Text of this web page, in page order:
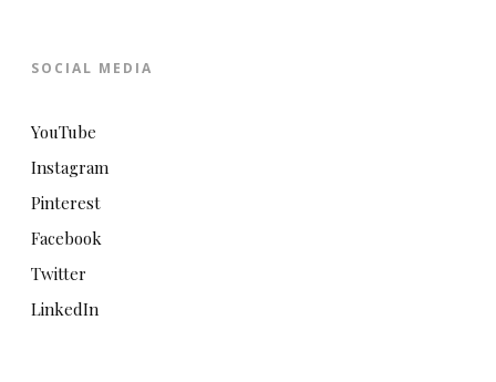
SOCIAL MEDIA
YouTube
Instagram
Pinterest
Facebook
Twitter
LinkedIn